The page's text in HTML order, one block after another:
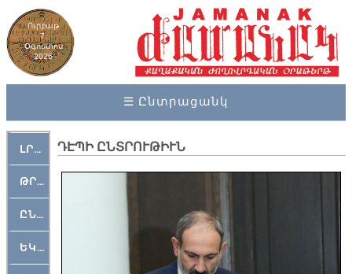
Ուրբաթ
7,
Օգոստոս
2026
☰ Ընտրացանկ
ԼՐԱՀՈՍ
ԹՐՔԱՀԱՅ ԿԵԱՆՔ
ԸՆԿԵՐԱՄՇԱԿՈՒԹԱՅԻՆ
ԵԿԵՂԵՑԱԿԱՆ
ԴԷՊԻ ԸՆՏՐՈՒԹԻՒՆ